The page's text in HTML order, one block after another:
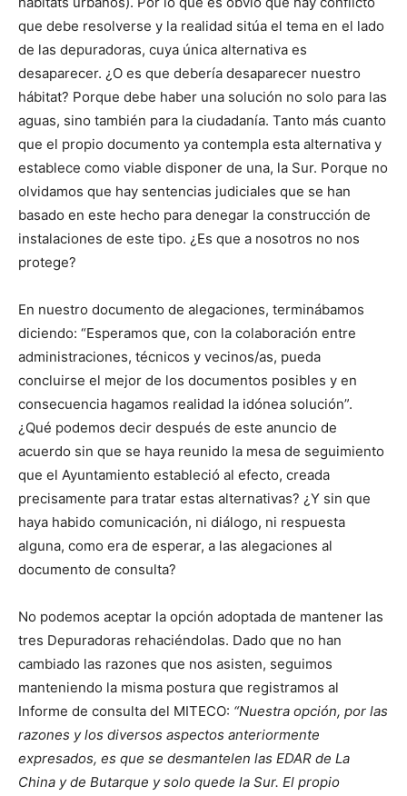
que debe resolverse y la realidad sitúa el tema en el lado
de las depuradoras, cuya única alternativa es
desaparecer. ¿O es que debería desaparecer nuestro
hábitat? Porque debe haber una solución no solo para las
aguas, sino también para la ciudadanía. Tanto más cuanto
que el propio documento ya contempla esta alternativa y
establece como viable disponer de una, la Sur. Porque no
olvidamos que hay sentencias judiciales que se han
basado en este hecho para denegar la construcción de
instalaciones de este tipo. ¿Es que a nosotros no nos
protege?
En nuestro documento de alegaciones, terminábamos
diciendo: “Esperamos que, con la colaboración entre
administraciones, técnicos y vecinos/as, pueda
concluirse el mejor de los documentos posibles y en
consecuencia hagamos realidad la idónea solución”.
¿Qué podemos decir después de este anuncio de
acuerdo sin que se haya reunido la mesa de seguimiento
que el Ayuntamiento estableció al efecto, creada
precisamente para tratar estas alternativas? ¿Y sin que
haya habido comunicación, ni diálogo, ni respuesta
alguna, como era de esperar, a las alegaciones al
documento de consulta?
No podemos aceptar la opción adoptada de mantener las
tres Depuradoras rehaciéndolas. Dado que no han
cambiado las razones que nos asisten, seguimos
manteniendo la misma postura que registramos al
Informe de consulta del MITECO: “Nuestra opción, por las
razones y los diversos aspectos anteriormente
expresados, es que se desmantelen las EDAR de La
China y de Butarque y solo quede la Sur. El propio